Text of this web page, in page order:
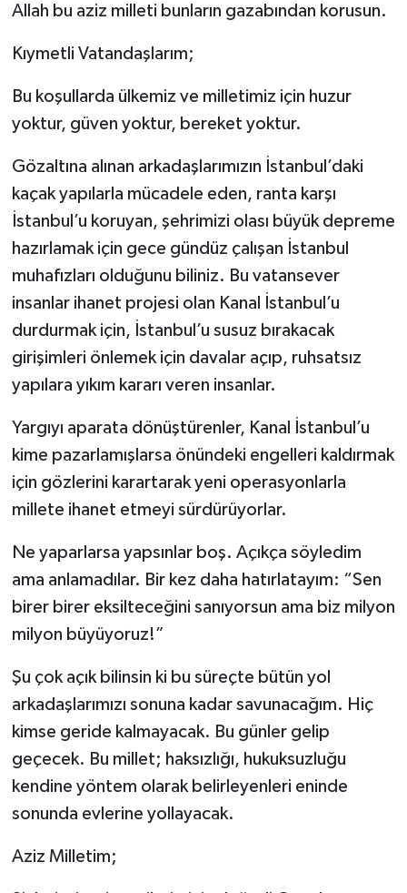
Allah bu aziz milleti bunların gazabından korusun.
Kıymetli Vatandaşlarım;
Bu koşullarda ülkemiz ve milletimiz için huzur
yoktur, güven yoktur, bereket yoktur.
Gözaltına alınan arkadaşlarımızın İstanbul’daki
kaçak yapılarla mücadele eden, ranta karşı
İstanbul’u koruyan, şehrimizi olası büyük depreme
hazırlamak için gece gündüz çalışan İstanbul
muhafızları olduğunu biliniz. Bu vatansever
insanlar ihanet projesi olan Kanal İstanbul’u
durdurmak için, İstanbul’u susuz bırakacak
girişimleri önlemek için davalar açıp, ruhsatsız
yapılara yıkım kararı veren insanlar.
Yargıyı aparata dönüştürenler, Kanal İstanbul’u
kime pazarlamışlarsa önündeki engelleri kaldırmak
için gözlerini karartarak yeni operasyonlarla
millete ihanet etmeyi sürdürüyorlar.
Ne yaparlarsa yapsınlar boş. Açıkça söyledim
ama anlamadılar. Bir kez daha hatırlatayım: “Sen
birer birer eksilteceğini sanıyorsun ama biz milyon
milyon büyüyoruz!”
Şu çok açık bilinsin ki bu süreçte bütün yol
arkadaşlarımızı sonuna kadar savunacağım. Hiç
kimse geride kalmayacak. Bu günler gelip
geçecek. Bu millet; haksızlığı, hukuksuzluğu
kendine yöntem olarak belirleyenleri eninde
sonunda evlerine yollayacak.
Aziz Milletim;